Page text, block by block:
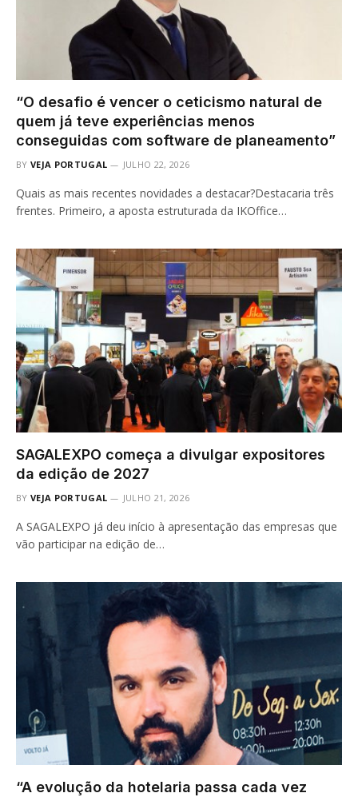
“O desafio é vencer o ceticismo natural de
quem já teve experiências menos
conseguidas com software de planeamento”
BY VEJA PORTUGAL JULHO 22, 2026
Quais as mais recentes novidades a destacar?Destacaria três
frentes. Primeiro, a aposta estruturada da IKOffice…
SAGALEXPO começa a divulgar expositores
da edição de 2027
BY VEJA PORTUGAL JULHO 21, 2026
A SAGALEXPO já deu início à apresentação das empresas que
vão participar na edição de…
“A evolução da hotelaria passa cada vez